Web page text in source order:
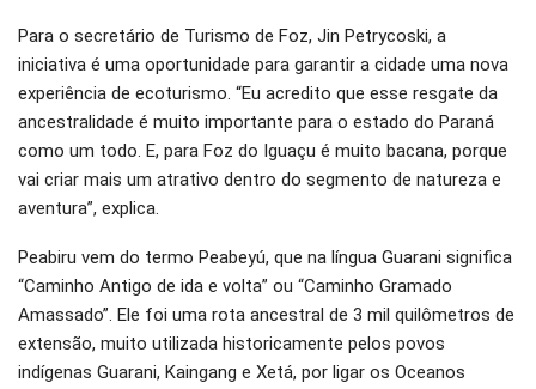
Para o secretário de Turismo de Foz, Jin Petrycoski, a
iniciativa é uma oportunidade para garantir a cidade uma nova
experiência de ecoturismo. “Eu acredito que esse resgate da
ancestralidade é muito importante para o estado do Paraná
como um todo. E, para Foz do Iguaçu é muito bacana, porque
vai criar mais um atrativo dentro do segmento de natureza e
aventura”, explica.
Peabiru vem do termo Peabeyú, que na língua Guarani significa
“Caminho Antigo de ida e volta” ou “Caminho Gramado
Amassado”. Ele foi uma rota ancestral de 3 mil quilômetros de
extensão, muito utilizada historicamente pelos povos
indígenas Guarani, Kaingang e Xetá, por ligar os Oceanos